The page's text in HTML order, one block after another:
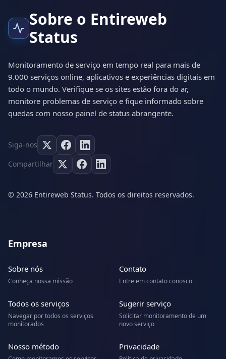
Sobre o Entireweb
Status
Monitoramento de serviço em tempo real para mais de
9.000 serviços online, aplicativos e experiências digitais em
todo o mundo. Verifique se os sites estão fora do ar,
monitore problemas de serviço e fique informado sobre
quedas com nosso painel de status abrangente.
Siga-nos
Compartilhar
© 2026 Entireweb Status. Todos os direitos reservados.
Empresa
Sobre nós
Conheça nossa missão
Contato
Entre em contato conosco
Todos os serviços
Navegar por todos os serviços
monitorados
Sugerir serviço
Solicitar monitoramento de um
novo serviço
Nosso método Privacidade